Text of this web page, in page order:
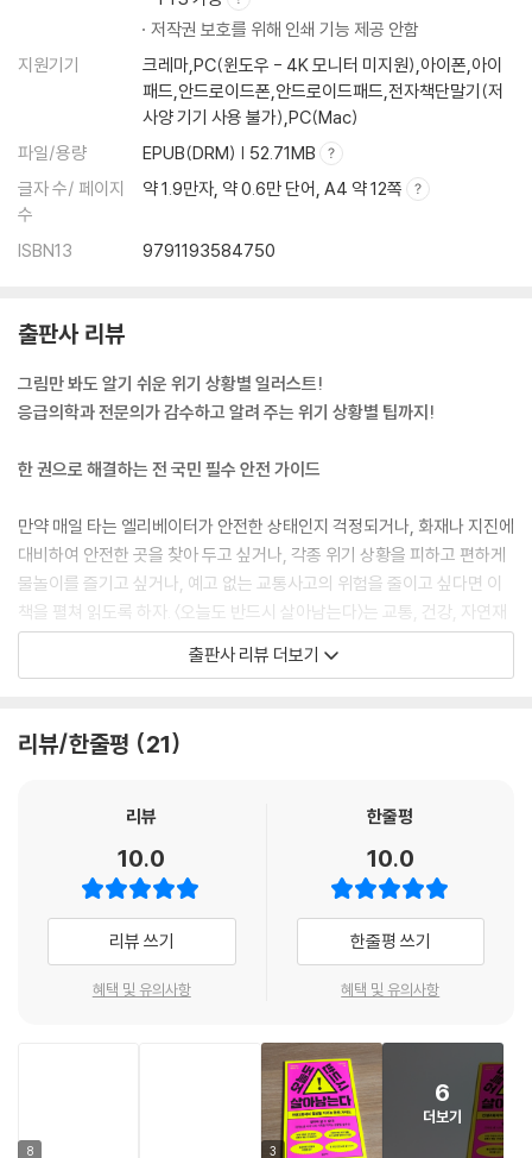
저작권 보호를 위해 인쇄 기능 제공 안함
지원기기
크레마,PC(윈도우 - 4K 모니터 미지원),아이폰,아이
패드,안드로이드폰,안드로이드패드,전자책단말기(저
사양 기기 사용 불가),PC(Mac)
파일/용량
EPUB(DRM) | 52.71MB
글자 수/ 페이지
수
약 1.9만자, 약 0.6만 단어, A4 약 12쪽
ISBN13 9791193584750
출판사 리뷰
그림만 봐도 알기 쉬운 위기 상황별 일러스트!
응급의학과 전문의가 감수하고 알려 주는 위기 상황별 팁까지!
한 권으로 해결하는 전 국민 필수 안전 가이드
만약 매일 타는 엘리베이터가 안전한 상태인지 걱정되거나, 화재나 지진에
대비하여 안전한 곳을 찾아 두고 싶거나, 각종 위기 상황을 피하고 편하게
물놀이를 즐기고 싶거나, 예고 없는 교통사고의 위험을 줄이고 싶다면 이
책을 펼쳐 읽도록 하자. 〈오늘도 반드시 살아남는다〉는 교통, 건강, 자연재
해, 범죄 등 일상에서 맞닥뜨릴 수 있는 위험 상황에서 가장 적절한 대처법
을 안내하고, 응급의학과 전문의가 내용을 감수하여 의학적 신뢰도를 한층
려도 나와 주변의 안전을 지킬 수 있다. 스스로의 안전을 알아서 지켜야 하
금 바로 행동해야 살아남을 수 있는 것이다. 순간의 선택이 생사를 가르는
을 통해 다양한 상황에서의 생존 기술을 충분히 익혀야 한다.
“매일같이 발생하는 사건·사고로부터
어떻게 하면 목숨을 지킬 수 있을까?”
“우리는 대처 방법을 제대로, 알기 쉽게 교육받은 적이 없다.”라는 저자의
말대로 일상 곁에 도사리는 위험 상황이 많지만 우리는 대부분 적절한 대
처 방법을 모른다. ‘안전불감증 시대’라는 말이 등장할 정도로 우리는 안전
출판사 리뷰 더보기
리뷰/한줄평 21
리뷰
10.0
리뷰 쓰기
혜택 및 유의사항
한줄평
10.0
한줄평 쓰기
혜택 및 유의사항
8 3
6
더보기